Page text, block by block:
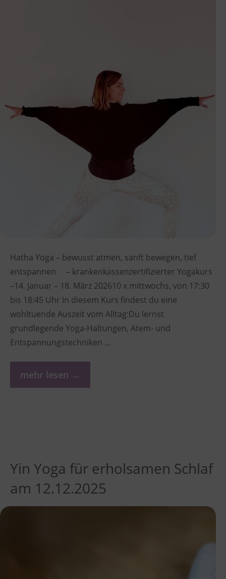
Hatha Yoga – bewusst atmen, sanft bewegen, tief
entspannen – krankenkassenzertifizierter Yogakurs
–14. Januar – 18. März 202610 x mittwochs, von 17:30
bis 18:45 Uhr In diesem Kurs findest du eine
wohltuende Auszeit vom Alltag:Du lernst
grundlegende Yoga-Haltungen, Atem- und
Entspannungstechniken …
mehr lesen →
Yin Yoga für erholsamen Schlaf
am 12.12.2025